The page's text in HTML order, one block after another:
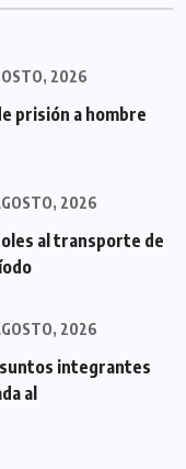
2026
prisión a hombre
2026
al transporte de
2026
integrantes
al